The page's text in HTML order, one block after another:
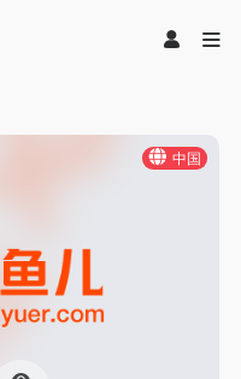
中国